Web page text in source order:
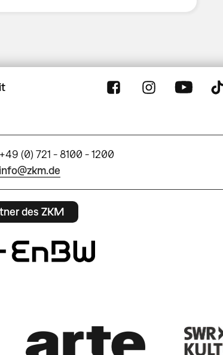
+49 (0) 721 - 8100 - 1200
info@zkm.de
des ZKM